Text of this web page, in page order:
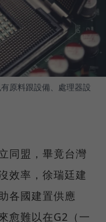
原料跟設備、處理器設
同盟，畢竟台灣
效率，徐瑞廷建
各國建置供應
愈難以在G2（一